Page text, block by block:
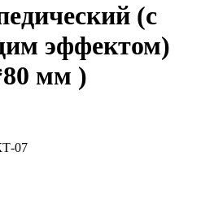
(с
эффектом)
мм )
07